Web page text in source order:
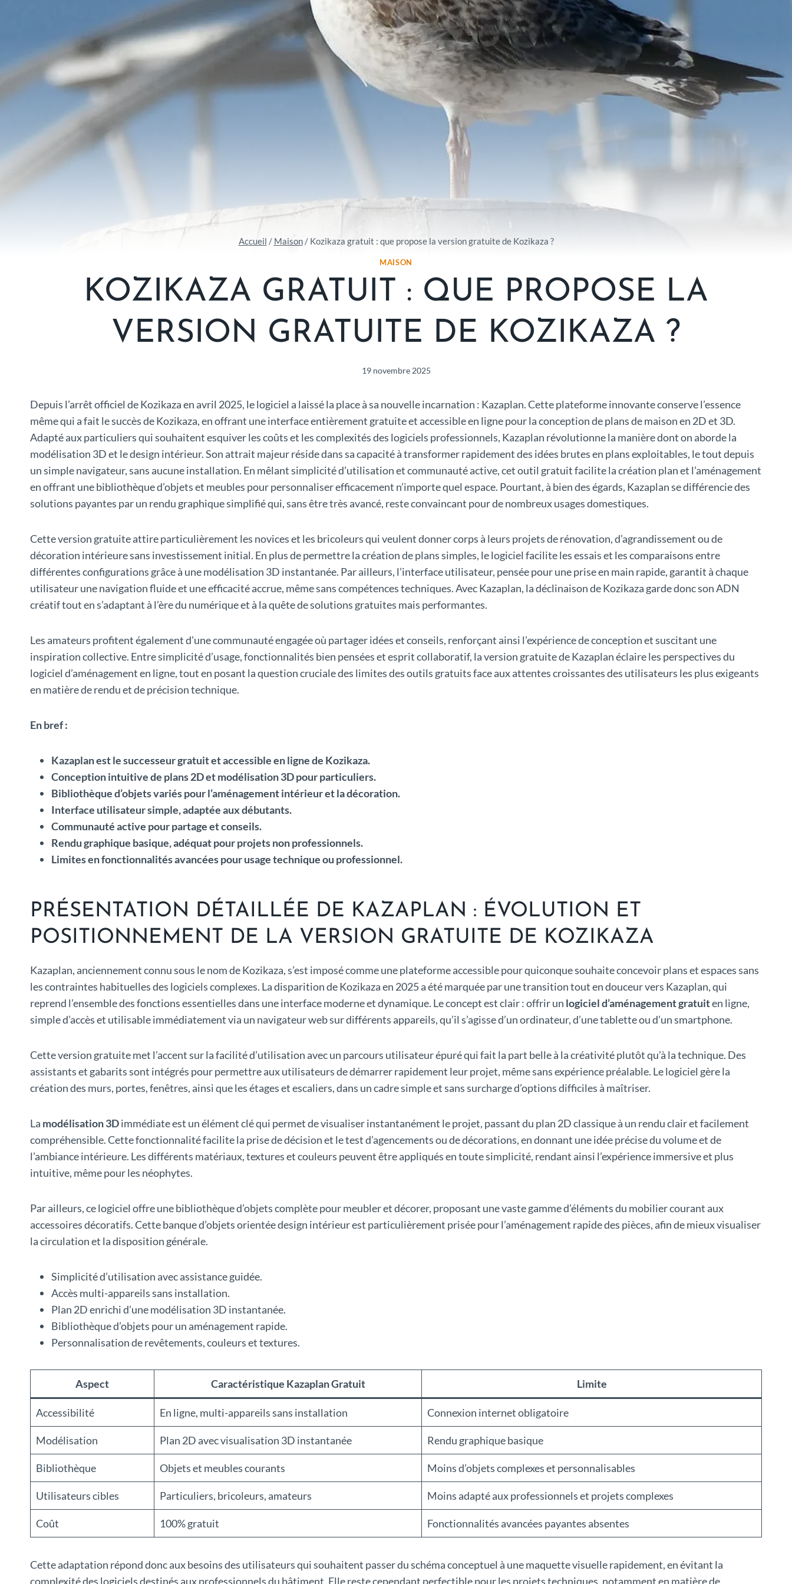
Accueil / Maison / Kozikaza gratuit : que propose la version gratuite de Kozikaza ?
MAISON
KOZIKAZA GRATUIT : QUE PROPOSE LA
VERSION GRATUITE DE KOZIKAZA ?
19 novembre 2025
Depuis l’arrêt officiel de Kozikaza en avril 2025, le logiciel a laissé la place à sa nouvelle incarnation : Kazaplan. Cette plateforme innovante conserve l’essence
même qui a fait le succès de Kozikaza, en offrant une interface entièrement gratuite et accessible en ligne pour la conception de plans de maison en 2D et 3D.
Adapté aux particuliers qui souhaitent esquiver les coûts et les complexités des logiciels professionnels, Kazaplan révolutionne la manière dont on aborde la
modélisation 3D et le design intérieur. Son attrait majeur réside dans sa capacité à transformer rapidement des idées brutes en plans exploitables, le tout depuis
un simple navigateur, sans aucune installation. En mêlant simplicité d’utilisation et communauté active, cet outil gratuit facilite la création plan et l’aménagement
en offrant une bibliothèque d’objets et meubles pour personnaliser efficacement n’importe quel espace. Pourtant, à bien des égards, Kazaplan se différencie des
solutions payantes par un rendu graphique simplifié qui, sans être très avancé, reste convaincant pour de nombreux usages domestiques.
Cette version gratuite attire particulièrement les novices et les bricoleurs qui veulent donner corps à leurs projets de rénovation, d’agrandissement ou de
décoration intérieure sans investissement initial. En plus de permettre la création de plans simples, le logiciel facilite les essais et les comparaisons entre
différentes configurations grâce à une modélisation 3D instantanée. Par ailleurs, l’interface utilisateur, pensée pour une prise en main rapide, garantit à chaque
utilisateur une navigation fluide et une efficacité accrue, même sans compétences techniques. Avec Kazaplan, la déclinaison de Kozikaza garde donc son ADN
créatif tout en s’adaptant à l’ère du numérique et à la quête de solutions gratuites mais performantes.
Les amateurs profitent également d’une communauté engagée où partager idées et conseils, renforçant ainsi l’expérience de conception et suscitant une
inspiration collective. Entre simplicité d’usage, fonctionnalités bien pensées et esprit collaboratif, la version gratuite de Kazaplan éclaire les perspectives du
logiciel d’aménagement en ligne, tout en posant la question cruciale des limites des outils gratuits face aux attentes croissantes des utilisateurs les plus exigeants
en matière de rendu et de précision technique.
En bref :
Kazaplan est le successeur gratuit et accessible en ligne de Kozikaza.
Conception intuitive de plans 2D et modélisation 3D pour particuliers.
Bibliothèque d’objets variés pour l’aménagement intérieur et la décoration.
Interface utilisateur simple, adaptée aux débutants.
Communauté active pour partage et conseils.
Rendu graphique basique, adéquat pour projets non professionnels.
Limites en fonctionnalités avancées pour usage technique ou professionnel.
PRÉSENTATION DÉTAILLÉE DE KAZAPLAN : ÉVOLUTION ET
POSITIONNEMENT DE LA VERSION GRATUITE DE KOZIKAZA
Kazaplan, anciennement connu sous le nom de Kozikaza, s’est imposé comme une plateforme accessible pour quiconque souhaite concevoir plans et espaces sans
les contraintes habituelles des logiciels complexes. La disparition de Kozikaza en 2025 a été marquée par une transition tout en douceur vers Kazaplan, qui
reprend l’ensemble des fonctions essentielles dans une interface moderne et dynamique. Le concept est clair : offrir un logiciel d’aménagement gratuiten ligne,
simple d’accès et utilisable immédiatement via un navigateur web sur différents appareils, qu’il s’agisse d’un ordinateur, d’une tablette ou d’un smartphone.
Cette version gratuite met l’accent sur la facilité d’utilisation avec un parcours utilisateur épuré qui fait la part belle à la créativité plutôt qu’à la technique. Des
assistants et gabarits sont intégrés pour permettre aux utilisateurs de démarrer rapidement leur projet, même sans expérience préalable. Le logiciel gère la
création des murs, portes, fenêtres, ainsi que les étages et escaliers, dans un cadre simple et sans surcharge d’options difficiles à maîtriser.
La modélisation 3Dimmédiate est un élément clé qui permet de visualiser instantanément le projet, passant du plan 2D classique à un rendu clair et facilement
compréhensible. Cette fonctionnalité facilite la prise de décision et le test d’agencements ou de décorations, en donnant une idée précise du volume et de
l’ambiance intérieure. Les différents matériaux, textures et couleurs peuvent être appliqués en toute simplicité, rendant ainsi l’expérience immersive et plus
intuitive, même pour les néophytes.
Par ailleurs, ce logiciel offre une bibliothèque d’objets complète pour meubler et décorer, proposant une vaste gamme d’éléments du mobilier courant aux
accessoires décoratifs. Cette banque d’objets orientée design intérieur est particulièrement prisée pour l’aménagement rapide des pièces, afin de mieux visualiser
la circulation et la disposition générale.
Simplicité d’utilisation avec assistance guidée.
Accès multi-appareils sans installation.
Plan 2D enrichi d’une modélisation 3D instantanée.
Bibliothèque d’objets pour un aménagement rapide.
Personnalisation de revêtements, couleurs et textures.
Aspect Caractéristique Kazaplan Gratuit Limite
Accessibilité En ligne, multi-appareils sans installation Connexion internet obligatoire
Modélisation Plan 2D avec visualisation 3D instantanée Rendu graphique basique
Bibliothèque Objets et meubles courants Moins d’objets complexes et personnalisables
Utilisateurs cibles Particuliers, bricoleurs, amateurs Moins adapté aux professionnels et projets complexes
Coût 100% gratuit Fonctionnalités avancées payantes absentes
Cette adaptation répond donc aux besoins des utilisateurs qui souhaitent passer du schéma conceptuel à une maquette visuelle rapidement, en évitant la
complexité des logiciels destinés aux professionnels du bâtiment. Elle reste cependant perfectible pour les projets techniques, notamment en matière de